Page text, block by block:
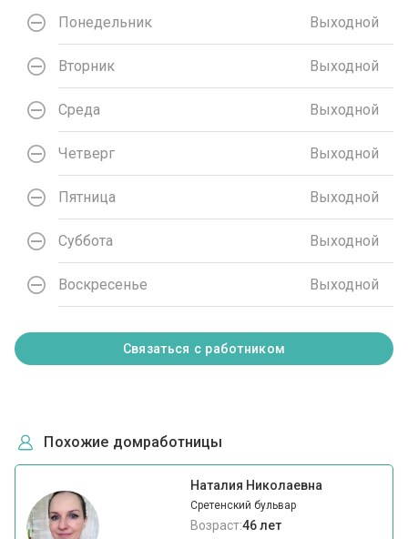
Понедельник Выходной
Вторник Выходной
Среда Выходной
Четверг Выходной
Пятница Выходной
Суббота Выходной
Воскресенье Выходной
Связаться с работником
Похожие домработницы
Наталия Николаевна
Сретенский бульвар
Возраст:46 лет